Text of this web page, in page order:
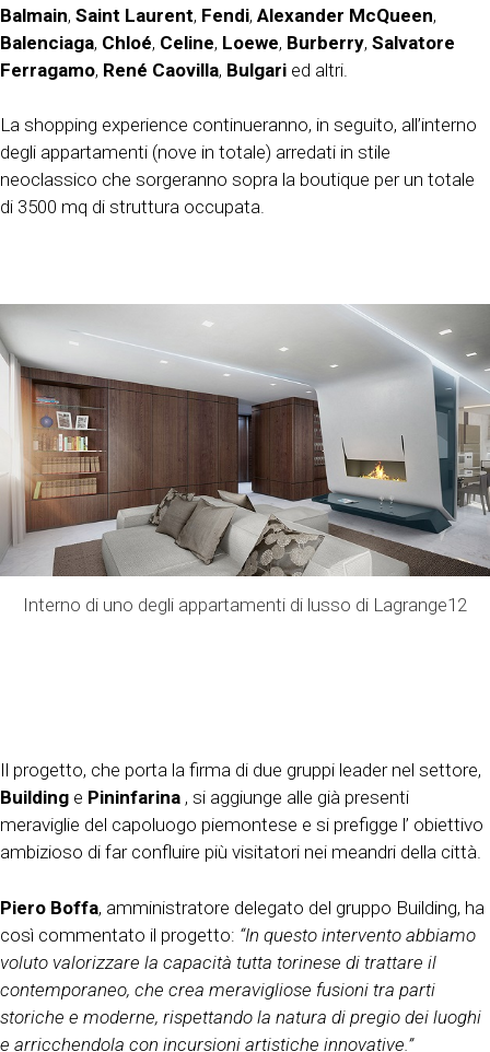
Balmain, Saint Laurent, Fendi, Alexander McQueen,
Balenciaga, Chloé, Celine, Loewe, Burberry, Salvatore
Ferragamo, René Caovilla, Bulgari ed altri.
La shopping experience continueranno, in seguito, all’interno
degli appartamenti (nove in totale) arredati in stile
neoclassico che sorgeranno sopra la boutique per un totale
di 3500 mq di struttura occupata.
Interno di uno degli appartamenti di lusso di Lagrange12
Il progetto, che porta la firma di due gruppi leader nel settore,
Building e Pininfarina , si aggiunge alle già presenti
meraviglie del capoluogo piemontese e si prefigge l’ obiettivo
ambizioso di far confluire più visitatori nei meandri della città.
Piero Boffa, amministratore delegato del gruppo Building, ha
così commentato il progetto: “In questo intervento abbiamo
voluto valorizzare la capacità tutta torinese di trattare il
contemporaneo, che crea meravigliose fusioni tra parti
storiche e moderne, rispettando la natura di pregio dei luoghi
e arricchendola con incursioni artistiche innovative.”